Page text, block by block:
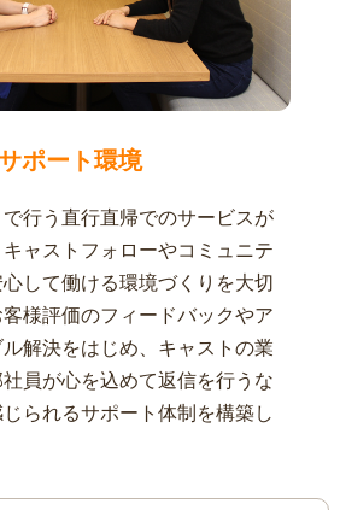
ポート環境
行う直行直帰でのサービスが
ャストフォローやコミュニテ
して働ける環境づくりを大切
様評価のフィードバックやア
ル解決をはじめ、キャストの業
員が心を込めて返信を行うな
られるサポート体制を構築し